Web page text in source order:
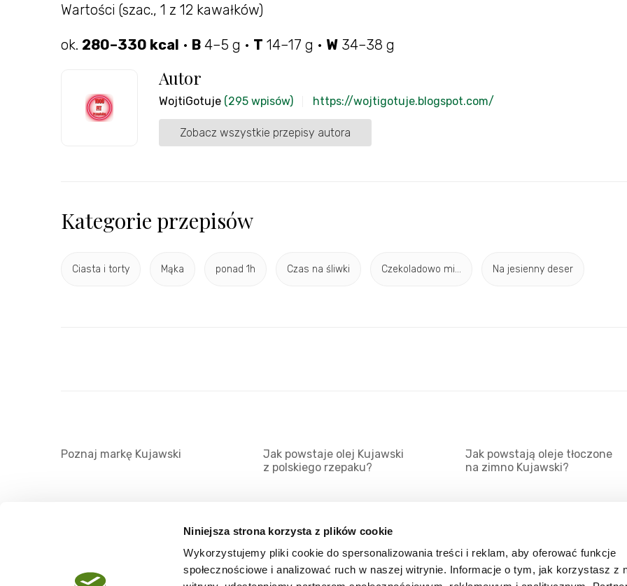
Niniejsza strona korzysta z plików cookie
Wykorzystujemy pliki cookie do spersonalizowania treści i reklam, aby oferować funkcje
społecznościowe i analizować ruch w naszej witrynie. Informacje o tym, jak korzystasz z
Wartości (szac., 1 z 12 kawałków)
ok. 280–330 kcal • B 4–5 g • T 14–17 g • W 34–38 g
Autor
WojtiGotuje (295 wpisów) https://wojtigotuje.blogspot.com/
Zobacz wszystkie przepisy autora
Kategorie przepisów
Ciasta i torty Mąka ponad 1h Czas na śliwki Czekoladowo mi... Na jesienny deser
Poznaj markę Kujawski
Jak powstaje olej Kujawski
z polskiego rzepaku?
Jak powstają oleje tłoczone
na zimno Kujawski?
Mapa serwisu